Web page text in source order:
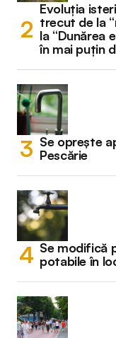
Evoluția
trecut de la
la “Dunărea
în mai puțin
Se oprește
Pescărie
Se modifică
potabile în